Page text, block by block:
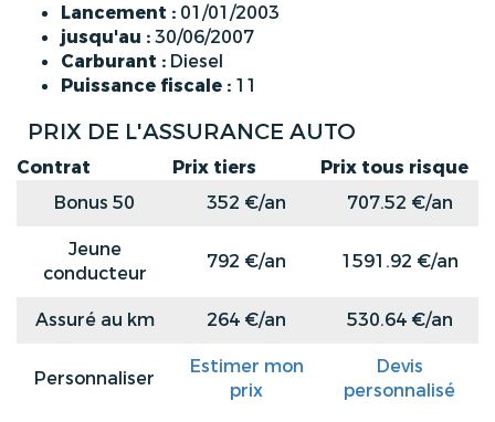
Lancement : 01/01/2003
jusqu'au :30/06/2007
Carburant : Diesel
Puissance fiscale : 11
PRIX DE L'ASSURANCE AUTO
Contrat Prix tiers
Prix tous risque
Bonus 50
352 €/an
707.52 €/an
Jeune
conducteur
792 €/an 1591.92 €/an
Assuré au km 264 €/an 530.64 €/an
Personnaliser
Estimer mon
prix
Devis
personnalisé